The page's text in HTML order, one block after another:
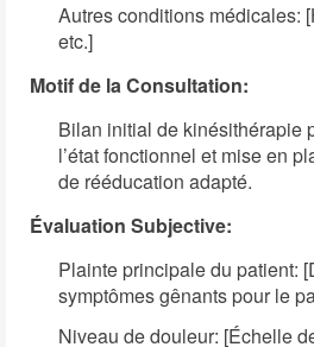
Autres conditions médicales:
etc.]
Motif de la Consultation:
Bilan initial de kinésithérapie
l’état fonctionnel et mise en
de rééducation adapté.
Évaluation Subjective:
Plainte principale du patient:
symptômes gênants pour le
Niveau de douleur: [Échelle